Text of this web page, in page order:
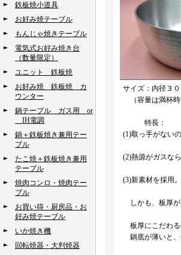
鉄板焼小道具
お好み焼テーブル
もんじゃ焼きテーブル
電気式お好み焼き台
（数量限定）
ユニット 鉄板焼
お好み焼 鉄板焼 カ
ウンター
鍋テーブル ガス用 or
IH電調
鍋＋鉄板焼き兼用テー
ブル
たこ焼＋鉄板焼き兼用
テーブル
焼肉コンロ・焼肉テー
ブル
お買い得・厨房品・お
好み焼テーブル
いか焼き機
回転焼器・大判焼器
サイズ：内径３
（容量は満杯時
特長：
(1)取っ手がない
(2)熱源がガスな
(3)新素材を採用
しかも、板厚が
板厚にこだわる
鍋底が薄いと、